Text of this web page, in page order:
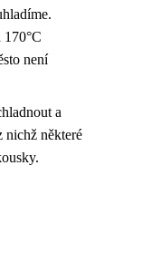
170°C
není
a
nichž některé